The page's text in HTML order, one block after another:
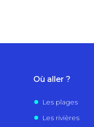
Où aller ?
Les plages
Les rivières